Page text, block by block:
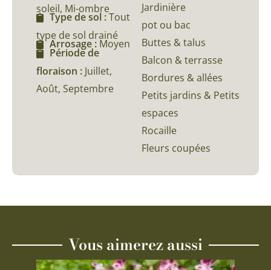
soleil, Mi-ombre
Type de sol :Tout
type de sol drainé
Arrosage : Moyen
Période de
floraison : Juillet,
Août, Septembre
Jardinière
pot ou bac
Buttes & talus
Balcon & terrasse
Bordures & allées
Petits jardins & Petits
espaces
Rocaille
Fleurs coupées
Vous aimerez aussi